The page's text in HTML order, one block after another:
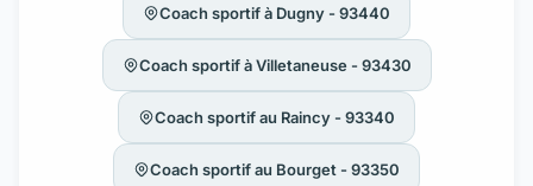
Coach sportif à Dugny - 93440
Coach sportif à Villetaneuse - 93430
Coach sportif au Raincy - 93340
Coach sportif au Bourget - 93350